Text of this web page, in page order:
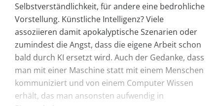
Selbstverständlichkeit, für andere eine bedrohliche
Vorstellung. Künstliche Intelligenz? Viele
assoziieren damit apokalyptische Szenarien oder
zumindest die Angst, dass die eigene Arbeit schon
bald durch KI ersetzt wird. Auch der Gedanke, dass
man mit einer Maschine statt mit einem Menschen
kommuniziert und von einem Computer Wissen
erhält, das man ansonsten aufwendig in